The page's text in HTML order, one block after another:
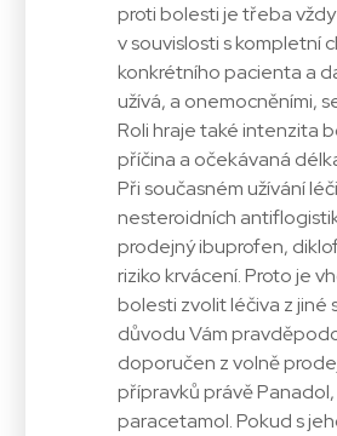
proti bolesti je třeba
v souvislosti s kompletní
konkrétního pacienta a
užívá, a onemocněními,
Roli hraje také intenzita
příčina a očekávaná
Při současném užívání
nesteroidních
prodejný ibuprofen,
riziko krvácení. Proto je
bolesti zvolit léčiva z jiné
důvodu Vám
doporučen z volně
přípravků právě
paracetamol. Pokud s